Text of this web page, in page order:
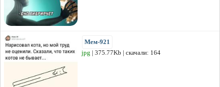
Мем-921
jpg | 375.77Kb | скачали: 164